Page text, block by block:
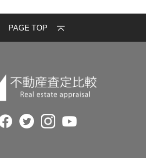
PAGE TOP